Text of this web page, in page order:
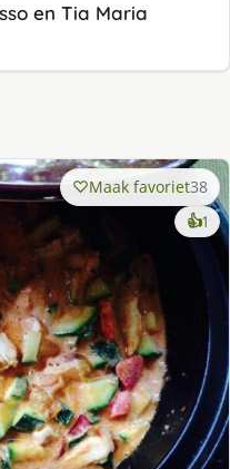
en Tia Maria
Maak favoriet38
👍1